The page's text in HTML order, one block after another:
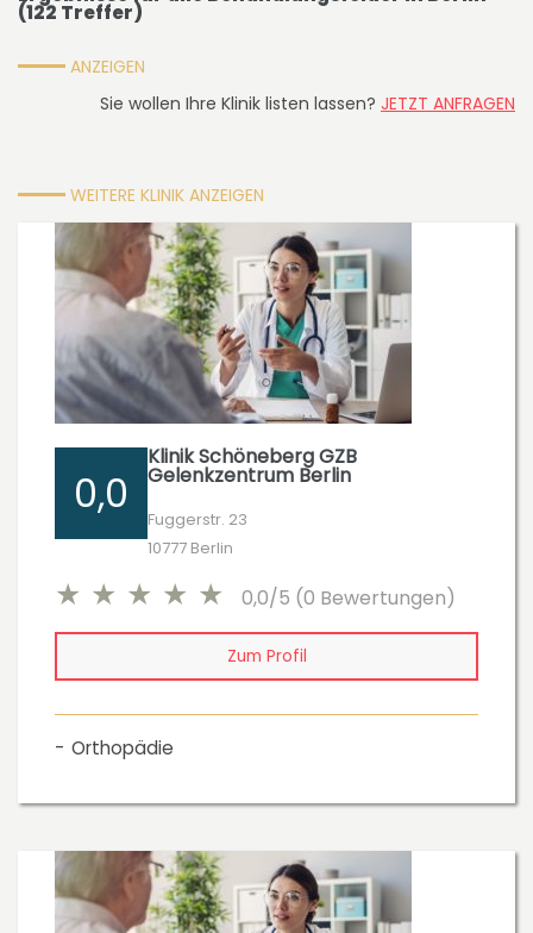
(122 Treffer)
ANZEIGEN
Sie wollen Ihre Klinik listen lassen? JETZT ANFRAGEN
WEITERE KLINIK ANZEIGEN
0,0
Klinik Schöneberg GZB
Gelenkzentrum Berlin
Fuggerstr. 23
10777 Berlin
0,0/5 (0 Bewertungen)
Zum Profil
Orthopädie